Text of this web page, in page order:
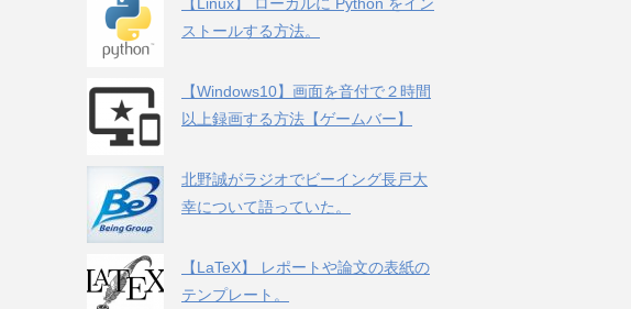
ストールする方法。
【Windows10】画面を音付で２時間
以上録画する方法【ゲームバー】
北野誠がラジオでビーイング長戸大
幸について語っていた。
【LaTeX】 レポートや論文の表紙の
テンプレート。